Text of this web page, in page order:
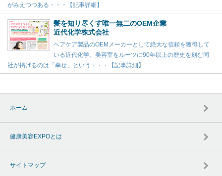
がみえつつある・・・【記事詳細】
髪を知り尽くす唯一無二のOEM企業
近代化学株式会社
ヘアケア製品のOEMメーカーとして絶大な信頼を獲得して
いる近代化学。美容室をルーツに90年以上の歴史を刻む同
社が掲げるのは「幸せ」という・・・【記事詳細】
ホーム
健康美容EXPOとは
サイトマップ